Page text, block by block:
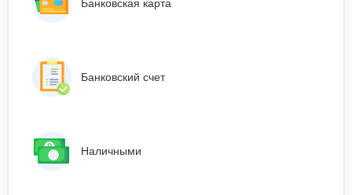
Банковская карта
Банковский счет
Наличными